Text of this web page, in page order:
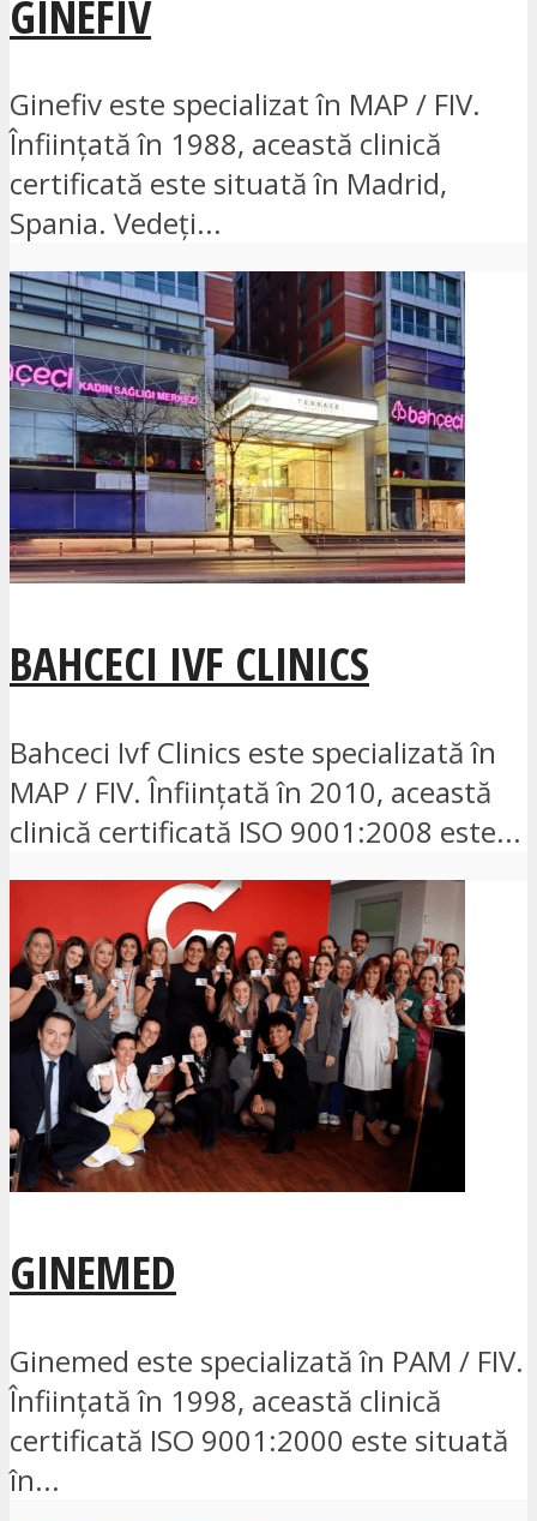
GINEFIV
Ginefiv este specializat în MAP / FIV.
Înființată în 1988, această clinică
certificată este situată în Madrid,
Spania. Vedeți...
BAHCECI IVF CLINICS
Bahceci Ivf Clinics este specializată în
MAP / FIV. Înființată în 2010, această
clinică certificată ISO 9001:2008 este...
GINEMED
Ginemed este specializată în PAM / FIV.
Înființată în 1998, această clinică
certificată ISO 9001:2000 este situată
în...